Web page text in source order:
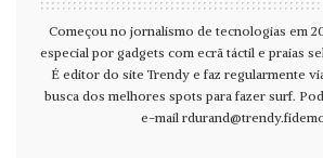
Começou no jornalismo de tecnologias em
especial por gadgets com ecrã táctil e praias
É editor do site Trendy e faz regularmente
busca dos melhores spots para fazer surf.
e-mail